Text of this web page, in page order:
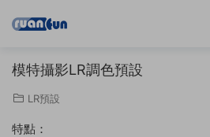
模特攝影LR調色預設
LR預設
特點：